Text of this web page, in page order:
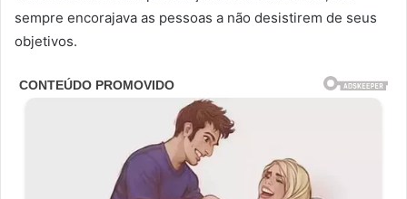
sempre encorajava as pessoas a não desistirem de seus
objetivos.